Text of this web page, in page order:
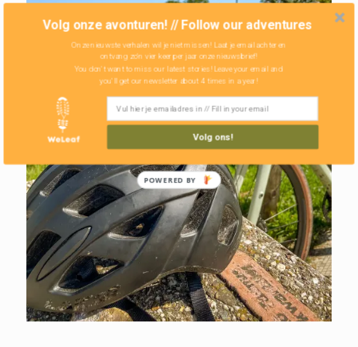
Volg onze avonturen! // Follow our adventures
Onze nieuwste verhalen wil je niet missen! Laat je email achter en
ontvang zo'n vier keer per jaar onze nieuwsbrief!
Volg ons!
You don't want to miss our latest stories! Leave your email and
you'll get our newsletter about 4 times in a year!
POWERED BY